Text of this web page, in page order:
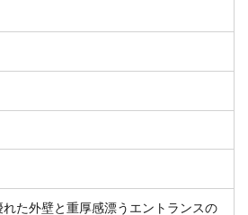
た外壁と重厚感漂うエントランスの